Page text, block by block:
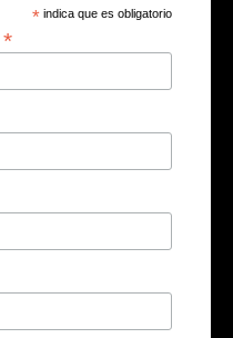
* indica que es obligatorio
*